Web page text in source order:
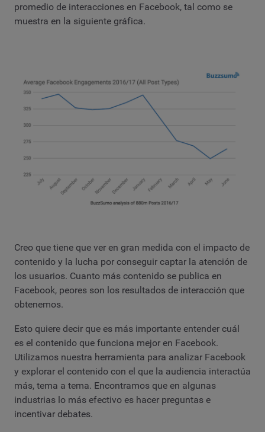
promedio de interacciones en Facebook, tal como se
muestra en la siguiente gráfica.
Creo que tiene que ver en gran medida con el impacto de
contenido y la lucha por conseguir captar la atención de
los usuarios. Cuanto más contenido se publica en
Facebook, peores son los resultados de interacción que
obtenemos.
Esto quiere decir que es más importante entender cuál
es el contenido que funciona mejor en Facebook.
Utilizamos nuestra herramienta para analizar Facebook
y explorar el contenido con el que la audiencia interactúa
más, tema a tema. Encontramos que en algunas
industrias lo más efectivo es hacer preguntas e
incentivar debates.